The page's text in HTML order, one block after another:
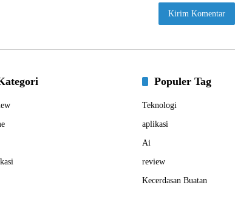
Populer Tag
Teknologi
aplikasi
Ai
review
Kecerdasan Buatan